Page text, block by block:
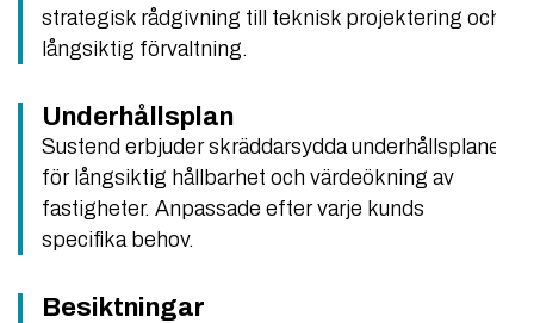
strategisk rådgivning till teknisk projektering och
långsiktig förvaltning.
Underhållsplan
Sustend erbjuder skräddarsydda underhållsplaner
för långsiktig hållbarhet och värdeökning av
fastigheter. Anpassade efter varje kunds
specifika behov.
Besiktningar